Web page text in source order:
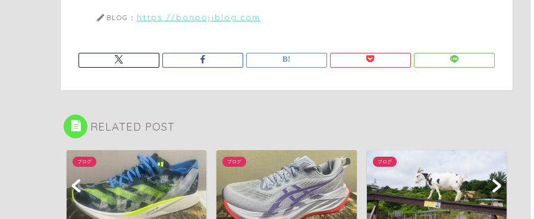
BLOG： https://bonpojiblog.com
RELATED POST
ブログ ブログ ブログ